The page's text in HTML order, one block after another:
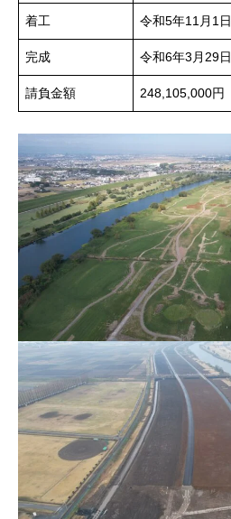
着工 令和5年11月1日
完成 令和6年3月29日
請負金額 248,105,000円